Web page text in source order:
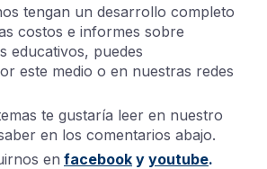
tengan un desarrollo completo
costos e informes sobre
educativos, puedes
este medio o en nuestras redes
te gustaría leer en nuestro
en los comentarios abajo.
en facebook y youtube.